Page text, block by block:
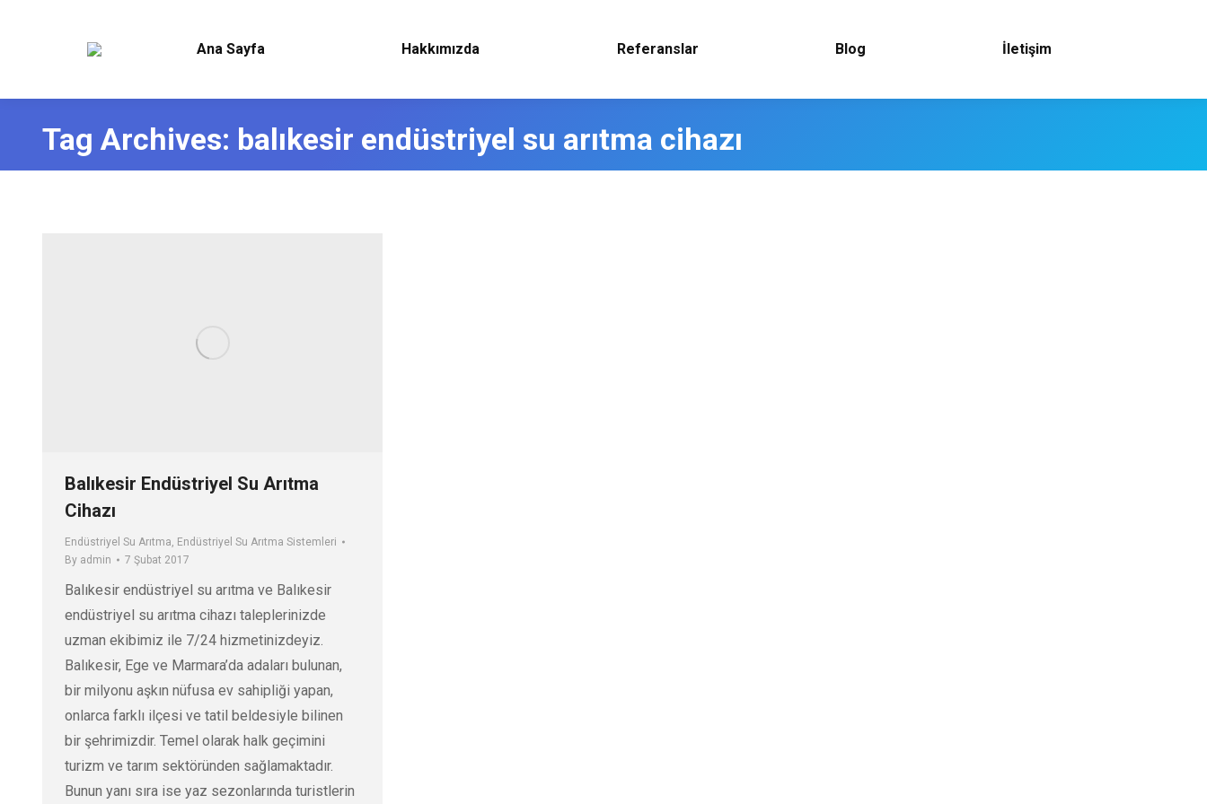
Ana Sayfa Hakkımızda Referanslar Blog İletişim
Tag Archives: balıkesir endüstriyel su arıtma cihazı
Balıkesir Endüstriyel Su Arıtma
Cihazı
Endüstriyel Su Arıtma Endüstriyel Su Arıtma Sistemleri
By admin 7 Şubat 2017
Balıkesir endüstriyel su arıtma ve Balıkesir
endüstriyel su arıtma cihazı taleplerinizde
uzman ekibimiz ile 7/24 hizmetinizdeyiz.
Balıkesir, Ege ve Marmara’da adaları bulunan,
bir milyonu aşkın nüfusa ev sahipliği yapan,
onlarca farklı ilçesi ve tatil beldesiyle bilinen
bir şehrimizdir. Temel olarak halk geçimini
turizm ve tarım sektöründen sağlamaktadır.
Bunun yanı sıra ise yaz sezonlarında turistlerin